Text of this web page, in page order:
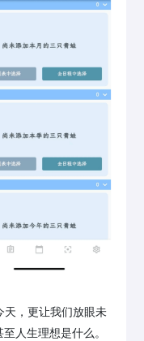
天，更让我们放眼未
人生理想是什么。